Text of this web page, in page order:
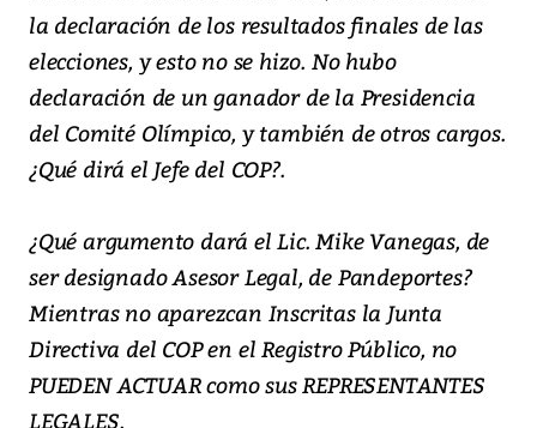
la declaración de los resultados finales de las
elecciones, y esto no se hizo. No hubo
declaración de un ganador de la Presidencia
del Comité Olímpico, y también de otros cargos.
¿Qué dirá el Jefe del COP?.
¿Qué argumento dará el Lic. Mike Vanegas, de
ser designado Asesor Legal, de Pandeportes?
Mientras no aparezcan Inscritas la Junta
Directiva del COP en el Registro Público, no
PUEDEN ACTUAR como sus REPRESENTANTES
LEGALES.